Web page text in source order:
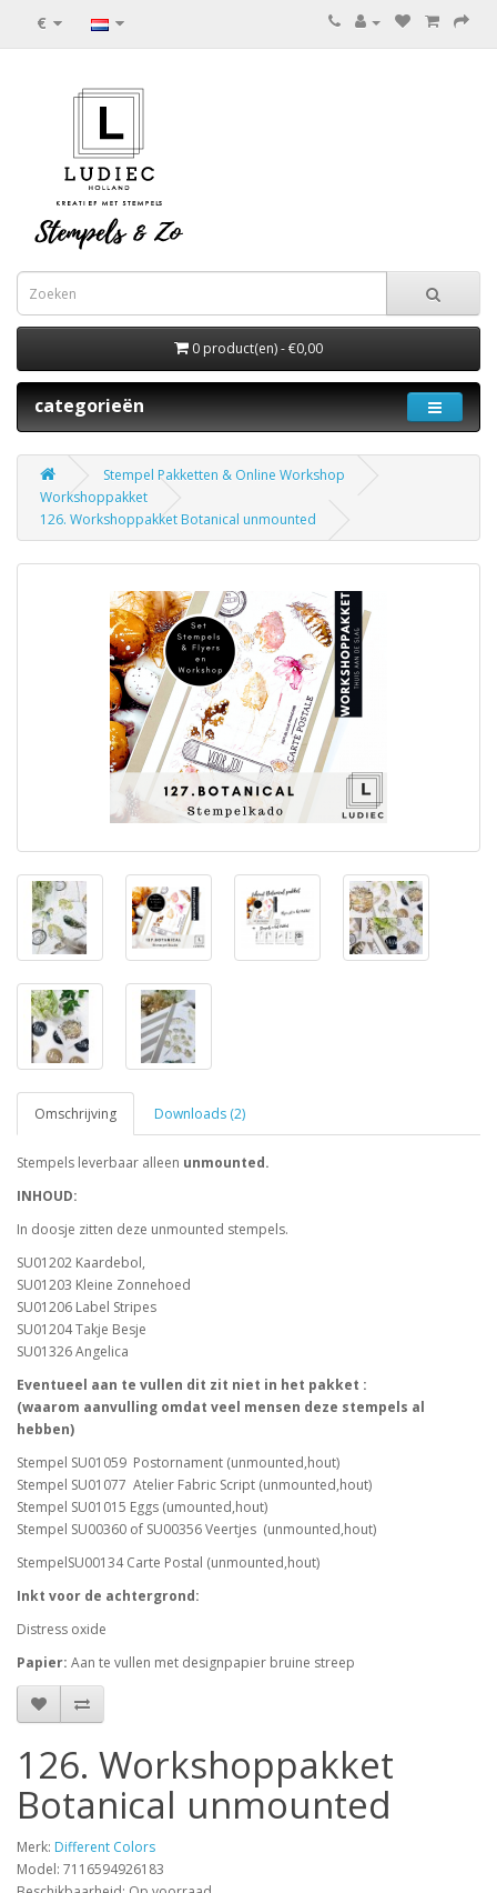
€
0 product(en) - €0,00
categorieën
Stempel Pakketten & Online Workshop
Workshoppakket
126. Workshoppakket Botanical unmounted
Omschrijving Downloads (2)
Stempels leverbaar alleen unmounted.
INHOUD:
In doosje zitten deze unmounted stempels.
SU01202 Kaardebol,
SU01203 Kleine Zonnehoed
SU01206 Label Stripes
SU01204 Takje Besje
SU01326 Angelica
Eventueel aan te vullen dit zit niet in het pakket :
(waarom aanvulling omdat veel mensen deze stempels al
hebben)
Stempel SU01059 Postornament (unmounted,hout)
Stempel SU01077 Atelier Fabric Script (unmounted,hout)
Stempel SU01015 Eggs (umounted,hout)
Stempel SU00360 of SU00356 Veertjes (unmounted,hout)
StempelSU00134 Carte Postal (unmounted,hout)
Inkt voor de achtergrond:
Distress oxide
Papier: Aan te vullen met designpapier bruine streep
126. Workshoppakket
Botanical unmounted
Merk: Different Colors
Model: 7116594926183